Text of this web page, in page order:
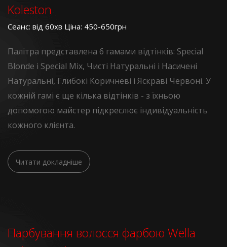
Koleston
Сеанс: від 60хв Ціна: 450-650грн
Палітра представлена 6 гамами відтінків: Special
Blonde і Special Mix, Чисті Натуральні і Насичені
Натуральні, Глибокі Коричневі і Яскраві Червоні. У
кожній гамі є ще кілька відтінків - з їхньою
допомогою майстер підкреслює індивідуальність
кожного клієнта.
Читати докладніше
Парбування волосся фарбою Wella